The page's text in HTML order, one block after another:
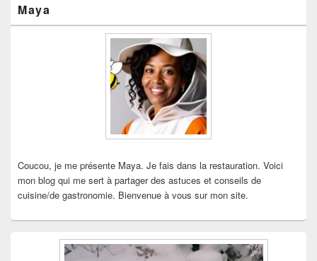
principale
de
Maya
Coucou, je me présente Maya. Je fais dans la restauration. Voici
mon blog qui me sert à partager des astuces et conseils de
cuisine/de gastronomie. Bienvenue à vous sur mon site.